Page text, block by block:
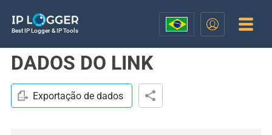
Best IP Logger & IP Tools
DADOS DO LINK
Exportação de dados